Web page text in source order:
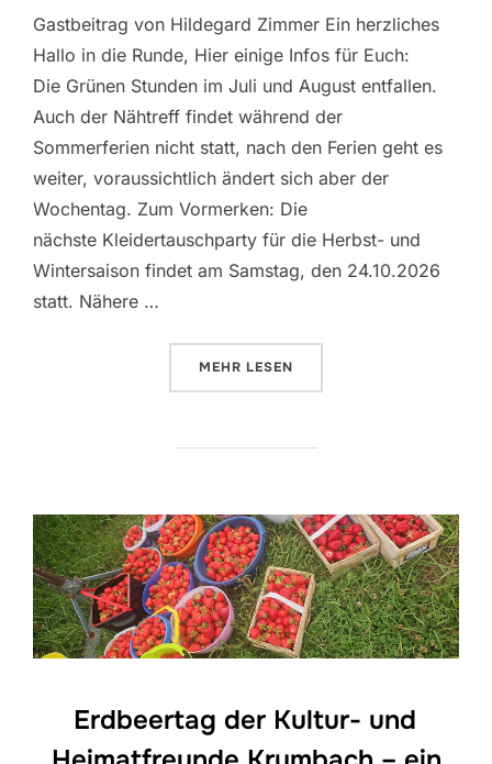
Gastbeitrag von Hildegard Zimmer Ein herzliches
Hallo in die Runde, Hier einige Infos für Euch:
Die Grünen Stunden im Juli und August entfallen.
Auch der Nähtreff findet während der
Sommerferien nicht statt, nach den Ferien geht es
weiter, voraussichtlich ändert sich aber der
Wochentag. Zum Vormerken: Die
nächste Kleidertauschparty für die Herbst- und
Wintersaison findet am Samstag, den 24.10.2026
statt. Nähere …
MEHR ÜBER „INITIATIVE
LESEN
Erdbeertag der Kultur- und